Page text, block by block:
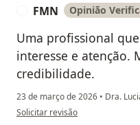
FMN Opinião
Uma profissional
interesse e atenção.
credibilidade.
23 de março de 2026 • Dra.
na opinião do utilizador FMN
Solicitar revisão